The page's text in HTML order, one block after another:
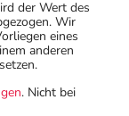
der Wert des
Wir
eines
anderen
. Nicht bei